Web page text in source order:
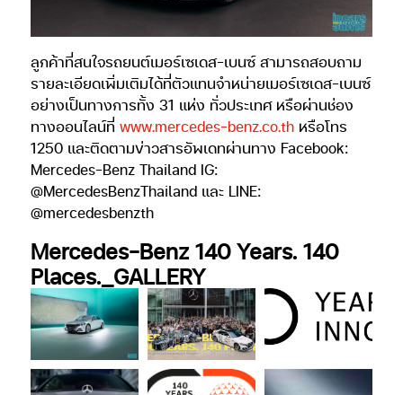
ลูกค้าที่สนใจรถยนต์เมอร์เซเดส-เบนซ์ สามารถสอบถาม
รายละเอียดเพิ่มเติมได้ที่ตัวแทนจำหน่ายเมอร์เซเดส-เบนซ์
อย่างเป็นทางการทั้ง 31 แห่ง ทั่วประเทศ หรือผ่านช่อง
ทางออนไลน์ที่ www.mercedes-benz.co.thหรือโทร
1250 และติดตามข่าวสารอัพเดทผ่านทาง Facebook:
Mercedes-Benz Thailand IG:
@MercedesBenzThailand และ LINE:
@mercedesbenzth
Mercedes-Benz 140 Years. 140
Places._GALLERY